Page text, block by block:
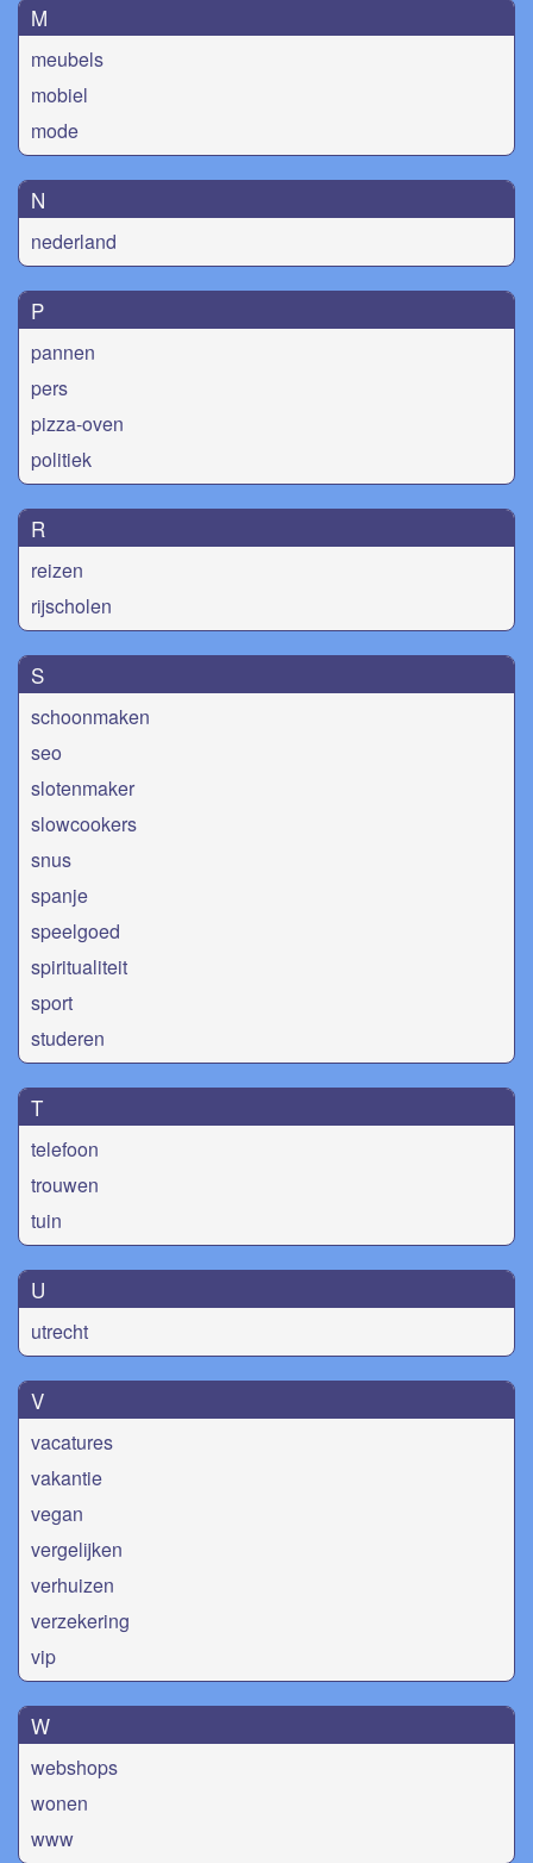
M
meubels
mobiel
mode
N
nederland
P
pannen
pers
pizza-oven
politiek
R
reizen
rijscholen
S
schoonmaken
seo
slotenmaker
slowcookers
snus
spanje
speelgoed
spiritualiteit
sport
studeren
T
telefoon
trouwen
tuin
U
utrecht
V
vacatures
vakantie
vegan
vergelijken
verhuizen
verzekering
vip
W
webshops
wonen
www